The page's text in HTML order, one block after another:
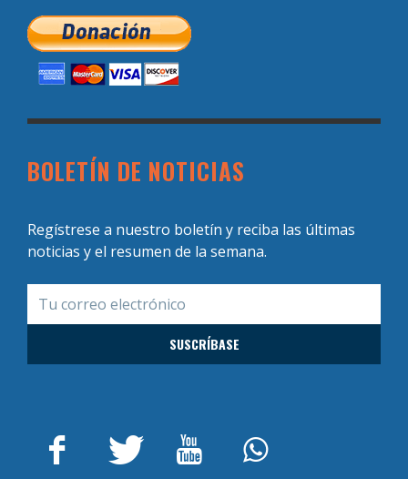
BOLETÍN DE NOTICIAS
Regístrese a nuestro boletín y reciba las últimas
noticias y el resumen de la semana.